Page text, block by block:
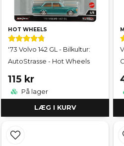
HOT WHEELS
'73 Volvo 142 GL - Bilkultur:
AutoStrasse - Hot Wheels
115 kr
På lager
LÆG I KURV